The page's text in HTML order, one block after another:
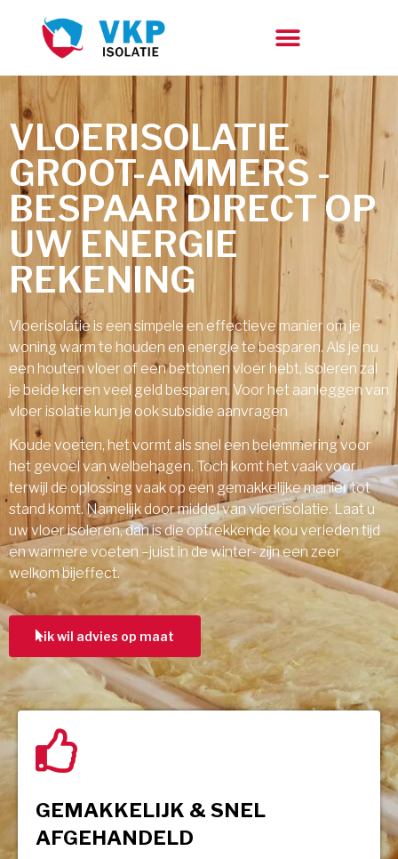
VLOERISOLATIE
GROOT-AMMERS -
BESPAAR DIRECT OP
UW ENERGIE
REKENING
Vloerisolatie is een simpele en effectieve manier om je
woning warm te houden en energie te besparen. Als je nu
een houten vloer of een bettonen vloer hebt, isoleren zal
je beide keren veel geld besparen. Voor het aanleggen van
vloer isolatie kun je ook subsidie aanvragen
Koude voeten, het vormt als snel een belemmering voor
het gevoel van welbehagen. Toch komt het vaak voor
terwijl de oplossing vaak op een gemakkelijke manier tot
stand komt. Namelijk door middel van vloerisolatie. Laat u
uw vloer isoleren, dan is die optrekkende kou verleden tijd
en warmere voeten –juist in de winter- zijn een zeer
welkom bijeffect.
ik wil advies op maat
GEMAKKELIJK & SNEL
AFGEHANDELD